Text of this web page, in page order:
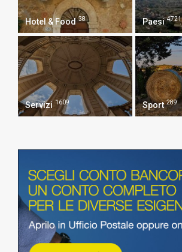
Hotel & Food 38 Paesi 4721
Servizi 1609 Sport 289